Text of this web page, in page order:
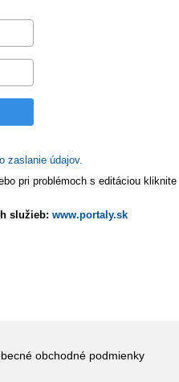
zaslanie údajov.
pri problémoch s editáciou kliknite
služieb: www.portaly.sk
obchodné podmienky